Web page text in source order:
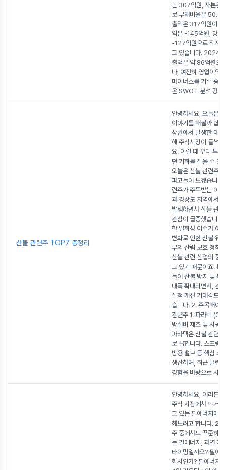
는 307억원, 자본은
로 부채비율은
출액은 317억원이지
익은 -145억원, 당기
-127억원으로 적자
고 있습니다. 2024
출액은 약 86억원으
나, 여전히 영업이익
마이너스를 기록 중
온 SWOT 분석 강점
산불 관련주 TOP7 총정리
안녕하세요, 오늘은
이야기를 해볼까 합
상권에서 발생한 대
해 주식시장이 들썩
요. 이럴 때 우리 투자
떤 기회를 잡을 수 있
오늘은 산불 관련주
파고들어 보겠습니다!
련주가 주목받는 이
과 경상도 지역에서
발생하면서 산불 관
관심이 급증했습니다
한 일회성 이슈가 아
변화로 인한 산불 위
부의 산림 보호 정책
산불 관련 산업의 중
고 있기 때문이죠.
들어 산불 방지 및 복
대폭 확대되면서, 관
실적 개선 기대감도
습니다. 2. 주목해야
관련주 1. 파라텍
방설비 제조 및 시공
파라텍은 산불 관련
로 꼽힙니다. 스프링
방용 밸브 등 핵심 소
생산하며, 최근 클린
경험을 바탕으로 시장
안녕하세요, 여러분!
주식 시장에서 뜨거
고 있는 필에너지에
해보려고 합니다. 2차
주 중에서도 꾸준히
는 필에너지, 과연 지
타이밍일까요? 필에
회사인가? 필에너지